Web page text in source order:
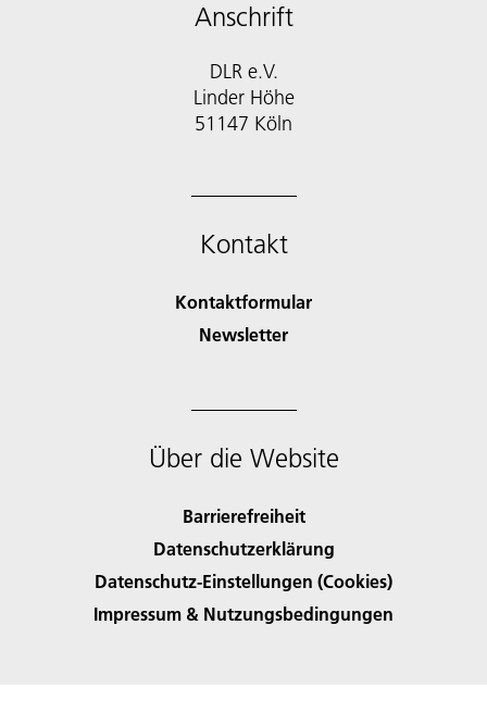
Anschrift
DLR e.V.
Linder Höhe
51147 Köln
Kontakt
Kontaktformular
Newsletter
Über die Website
Barrierefreiheit
Datenschutzerklärung
Datenschutz-Einstellungen (Cookies)
Impressum & Nutzungsbedingungen